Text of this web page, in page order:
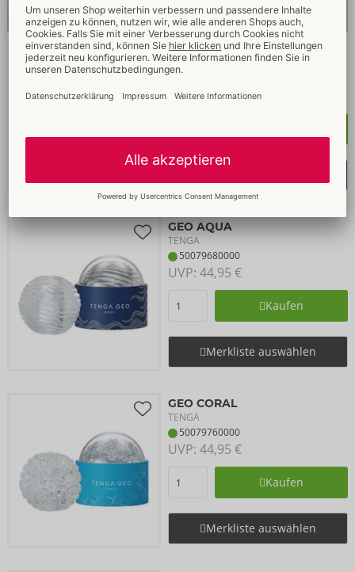
Feel Leigh Raven Mouth
Kiiroo
UVP: 69,95 €
GEO AQUA
TENGA
50079680000
UVP: 44,95 €
Kaufen
Merkliste auswählen
GEO CORAL
TENGA
50079760000
UVP: 44,95 €
Kaufen
Merkliste auswählen